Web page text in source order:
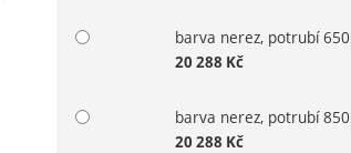
barva nerez, potrubí
20 288 Kč
barva nerez, potrubí
20 288 Kč